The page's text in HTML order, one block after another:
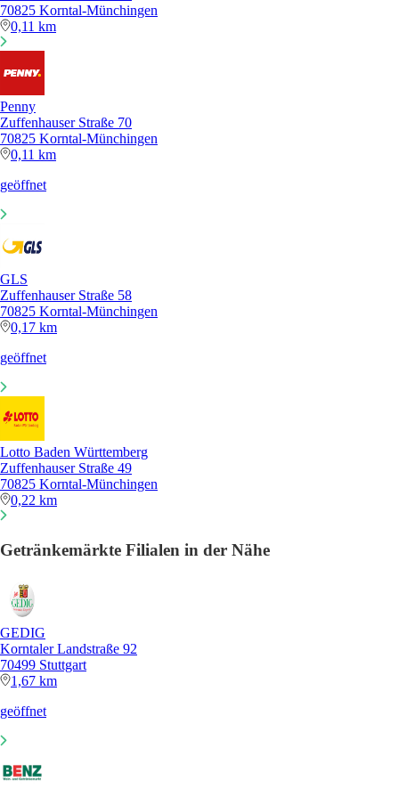
70825 Korntal-Münchingen
0,11 km
Penny
Zuffenhauser Straße 70
70825 Korntal-Münchingen
0,11 km
geöffnet
GLS
Zuffenhauser Straße 58
70825 Korntal-Münchingen
0,17 km
geöffnet
Lotto Baden Württemberg
Zuffenhauser Straße 49
70825 Korntal-Münchingen
0,22 km
Getränkemärkte Filialen in der Nähe
GEDIG
Korntaler Landstraße 92
70499 Stuttgart
1,67 km
geöffnet